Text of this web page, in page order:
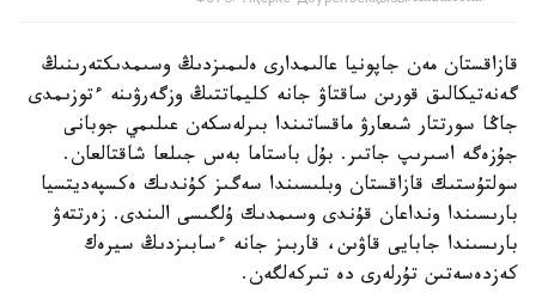
قازاقستان مەن جاپونيا عالىمدارى ەلىمىزدىڭ وسىمدىكتەرىنىڭ
گەنەتيكالىق قورىن ساقتاۋ جانە كليماتتىڭ وزگەرۋىنە ءتوزىمدى
جاڭا سورتتار شىعارۋ ماقساتىندا بىرلەسكەن عىلىمي جوبانى
جۇزەگە اسىرىپ جاتىر. بۇل باستاما بەس جىلعا شاقتالعان.
سولتۇستىك قازاقستان وبلىسىندا سەگىز كۇندىك ەكسپەديتسيا
بارىسىندا ونداعان قۇندى وسىمدىك ۇلگىسى الىندى. زەرتتەۋ
بارىسىندا جابايى قاۋىن، قاربىز جانە ءسابىزدىڭ سيرەك
كەزدەسەتىن تۇرلەرى دە تىركەلگەن.